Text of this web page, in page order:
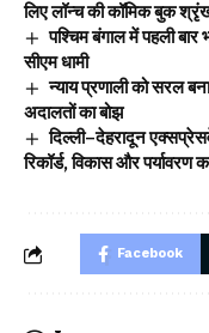
लिए लॉन्च की कॉमिक बुक
पश्चिम बंगाल में पहली
सीएम धामी
न्याय प्रणाली को सरल
अदालतों का बोझ
दिल्ली–देहरादून
रिकॉर्ड, विकास और पर्यावरण
Facebook